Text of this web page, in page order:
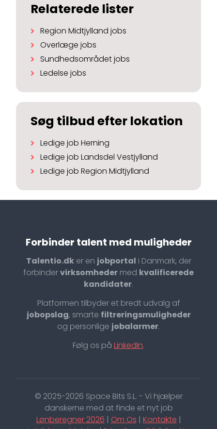
Relaterede lister
Region Midtjylland jobs
Overlæge jobs
Sundhedsområdet jobs
Ledelse jobs
Søg tilbud efter lokation
Ledige job Herning
Ledige job Landsdel Vestjylland
Ledige job Region Midtjylland
Forbinder talent med muligheder
Talentio.dker en jobportal i Danmark, der
forbindervirksomheder med kvalificerede
kandidater.
Platformen tilbyder et bredt udvalg af
jobopslag, smarte filtreringsmuligheder
og personlige jobalarmer.
Følg os på LinkedIn.
© 2025-2026 Space Bits S.L. - Vi hjælper
danskerne med at finde et nyt job
Lønberegner 2026 | Om Os | Kontakte |